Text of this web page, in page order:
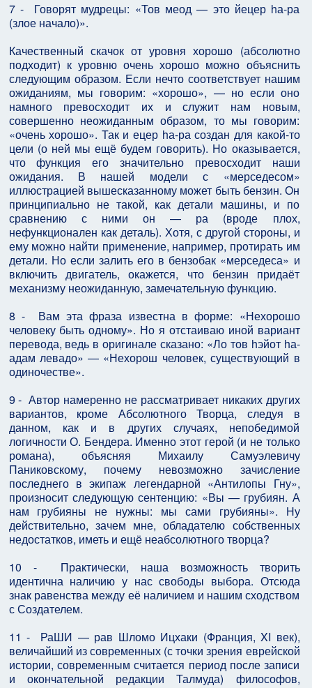
7 - Говорят мудрецы: «Тов меод — это йецер hа-ра
(злое начало)».
Качественный скачок от уровня хорошо (абсолютно
подходит) к уровню очень хорошо можно объяснить
следующим образом. Если нечто соответствует нашим
ожиданиям, мы говорим: «хорошо», — но если оно
намного превосходит их и служит нам новым,
совершенно неожиданным образом, то мы говорим:
«очень хорошо». Так и ецер hа-ра создан для какой-то
цели (о ней мы ещё будем говорить). Но оказывается,
что функция его значительно превосходит наши
ожидания. В нашей модели с «мерседесом»
иллюстрацией вышесказанному может быть бензин. Он
принципиально не такой, как детали машины, и по
сравнению с ними он — ра (вроде плох,
нефункционален как деталь). Хотя, с другой стороны, и
ему можно найти применение, например, протирать им
детали. Но если залить его в бензобак «мерседеса» и
включить двигатель, окажется, что бензин придаёт
механизму неожиданную, замечательную функцию.
8 - Вам эта фраза известна в форме: «Нехорошо
человеку быть одному». Но я отстаиваю иной вариант
перевода, ведь в оригинале сказано: «Ло тов hэйот hа-
адам левадо» — «Нехорош человек, существующий в
одиночестве».
9 - Автор намеренно не рассматривает никаких других
вариантов, кроме Абсолютного Творца, следуя в
данном, как и в других случаях, непобедимой
логичности О. Бендера. Именно этот герой (и не только
романа), объясняя Михаилу Самуэлевичу
Паниковскому, почему невозможно зачисление
последнего в экипаж легендарной «Антилопы Гну»,
произносит следующую сентенцию: «Вы — грубиян. А
нам грубияны не нужны: мы сами грубияны». Ну
действительно, зачем мне, обладателю собственных
недостатков, иметь и ещё неабсолютного творца?
10 - Практически, наша возможность творить
идентична наличию у нас свободы выбора. Отсюда
знак равенства между её наличием и нашим сходством
с Создателем.
11 - РаШИ — рав Шломо Ицхаки (Франция, XI век),
величайший из современных (с точки зрения еврейской
истории, современным считается период после записи
и окончательной редакции Талмуда) философов,